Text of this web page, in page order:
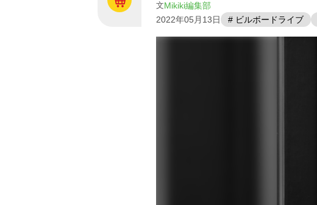
文Mikiki編集部
2022年05月13日
# ビルボードライブ